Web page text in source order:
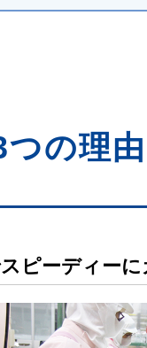
の理由
ピーディー